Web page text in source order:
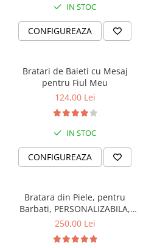
IN STOC
CONFIGUREAZA
Bratari de Baieti cu Mesaj
pentru Fiul Meu
124,00 Lei
IN STOC
CONFIGUREAZA
Bratara din Piele, pentru
Barbati, PERSONALIZABILA,
Slide Force (casual)
250,00 Lei